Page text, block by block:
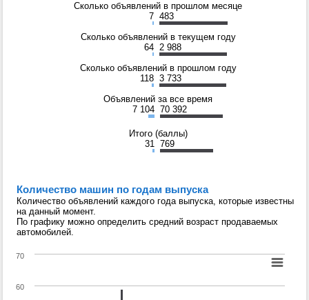
Сколько объявлений в прошлом месяце
7 483
Сколько объявлений в текущем году
64 2 988
Сколько объявлений в прошлом году
118 3 733
Объявлений за все время
7 104 70 392
Итого (баллы)
31 769
Количество машин по годам выпуска
Количество объявлений каждого года выпуска, которые известны
на данный момент.
По графику можно определить средний возраст продаваемых
автомобилей.
60
70